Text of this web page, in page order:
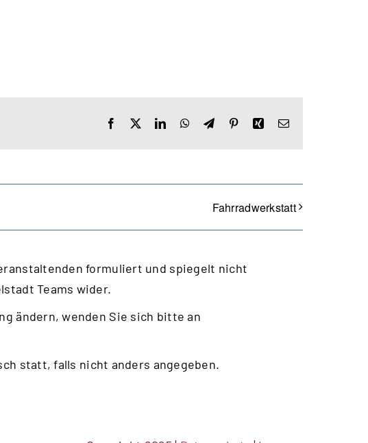
Facebook LinkedInWhatsApp
TelegramPinterestXingE-
Fahrradwerkstatt
formuliert und spiegelt nicht
Teams wider.
ändern, wenden Sie sich bitte an
statt, falls nicht anders angegeben.